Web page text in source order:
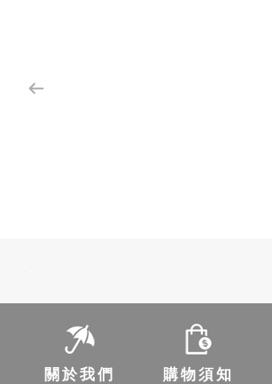
關於我們 購物須知